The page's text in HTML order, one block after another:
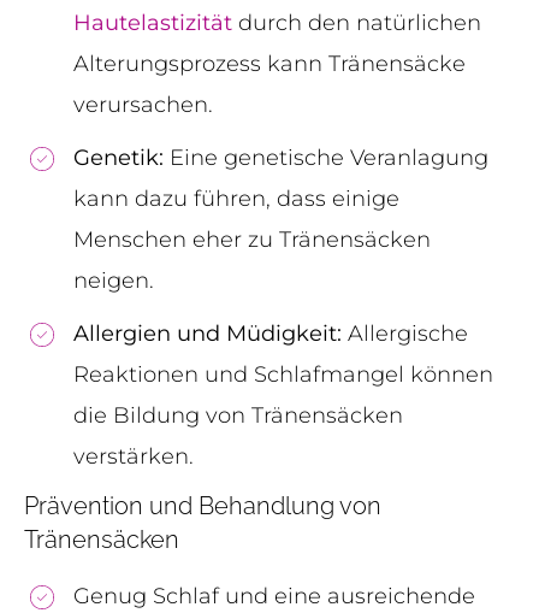
Hautelastizität durch den natürlichen
Alterungsprozess kann Tränensäcke
verursachen.
Genetik: Eine genetische Veranlagung
kann dazu führen, dass einige
Menschen eher zu Tränensäcken
neigen.
Allergien und Müdigkeit: Allergische
Reaktionen und Schlafmangel können
die Bildung von Tränensäcken
verstärken.
Prävention und Behandlung von
Tränensäcken
Genug Schlaf und eine ausreichende